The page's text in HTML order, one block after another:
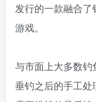
发行的一款融合
游戏。
与市面上大多数
垂钓之后的手工